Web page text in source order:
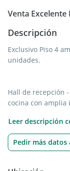
Venta
Descripción
Exclusivo Piso 4
unidades.
Hall de recepción
cocina con amplia
3 dormitorios,
amplio baño con
Los otros 2
con excelentes
Leer descripción
Pedir más